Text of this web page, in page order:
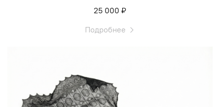
25 000 ₽
Подробнее